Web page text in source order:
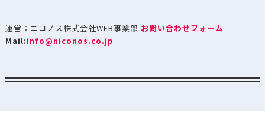
運営：ニコノス株式会社WEB事業部 お問い合わせフォーム
Mail:info@niconos.co.jp